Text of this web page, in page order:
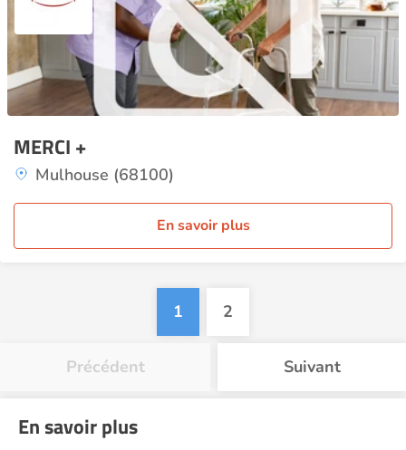
MERCI +
Mulhouse (68100)
En savoir plus
1 2
Précédent Suivant
En savoir plus